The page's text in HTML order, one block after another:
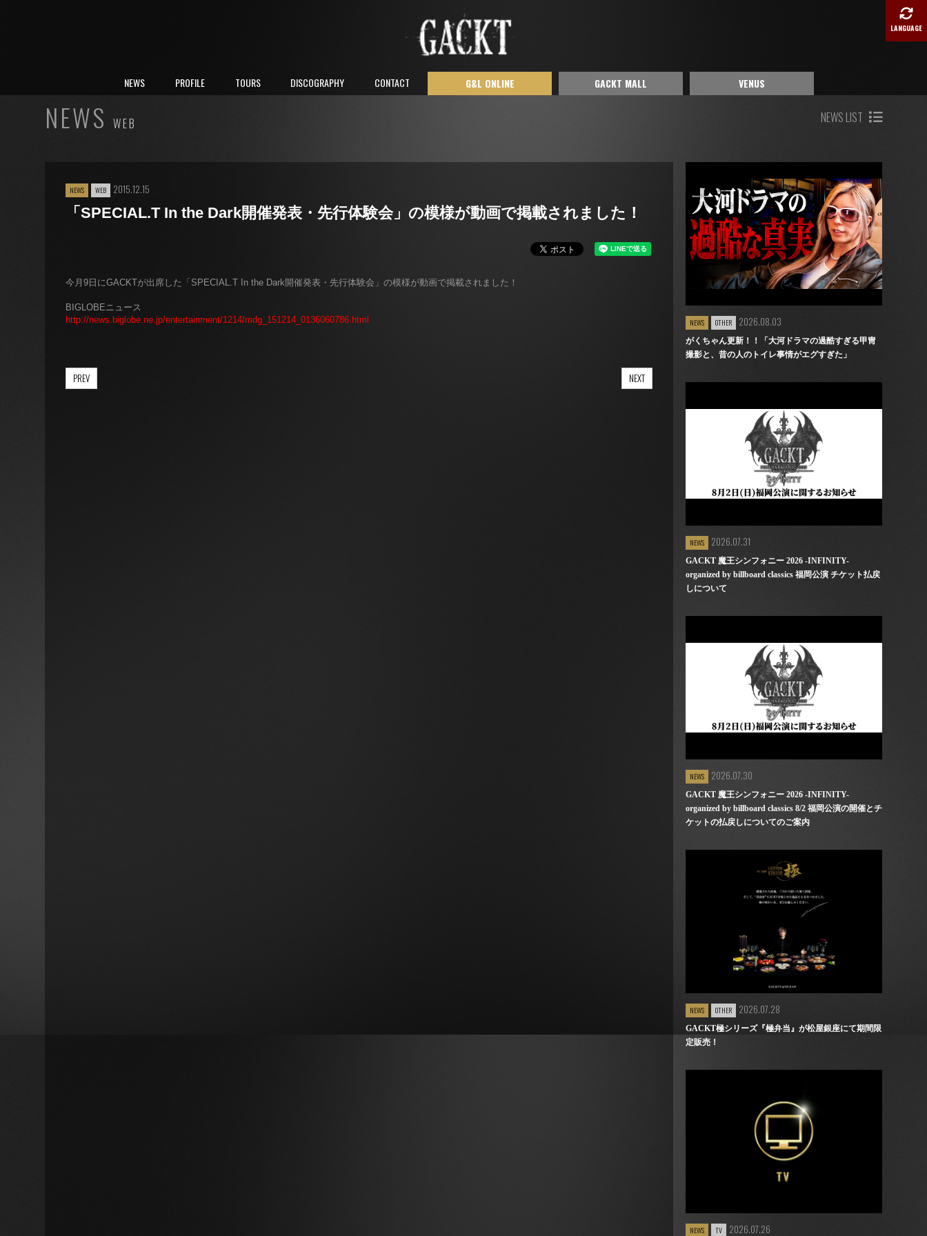
LANGUAGE
NEWS PROFILE TOURS DISCOGRAPHY CONTACT G&L ONLINE GACKT MALL VENUS
NEWS WEB NEWS LIST
NEWS WEB 2015.12.15
「SPECIAL.T In the Dark開催発表・先行体験会」の模様が動画で掲載されました！
今月9日にGACKTが出席した「SPECIAL.T In the Dark開催発表・先行体験会」の模様が動画で掲載されました！
BIGLOBEニュース
http://news.biglobe.ne.jp/entertainment/1214/mdg_151214_0136060786.html
NEXT
PREV
NEWS OTHER 2026.08.03
がくちゃん更新！！「大河ドラマの過酷すぎる甲冑
撮影と、昔の人のトイレ事情がエグすぎた」
NEWS 2026.07.31
GACKT 魔王シンフォニー 2026 -INFINITY-
organized by billboard classics 福岡公演 チケット払戻
しについて
NEWS 2026.07.30
GACKT 魔王シンフォニー 2026 -INFINITY-
organized by billboard classics 8/2 福岡公演の開催とチ
ケットの払戻しについてのご案内
NEWS OTHER 2026.07.28
GACKT極シリーズ『極弁当』が松屋銀座にて期間限
定販売！
NEWS TV 2026.07.26